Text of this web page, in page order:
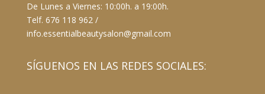
De Lunes a Viernes: 10:00h. a 19:00h.
Telf. 676 118 962 /
info.essentialbeautysalon@gmail.com
SÍGUENOS EN LAS REDES SOCIALES: